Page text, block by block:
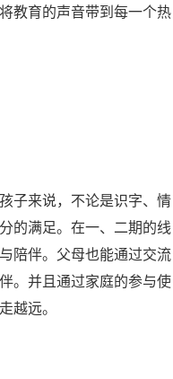
教育的声音带到每一个热
子来说，不论是识字、情
的满足。在一、二期的线
陪伴。父母也能通过交流
。并且通过家庭的参与使
越远。